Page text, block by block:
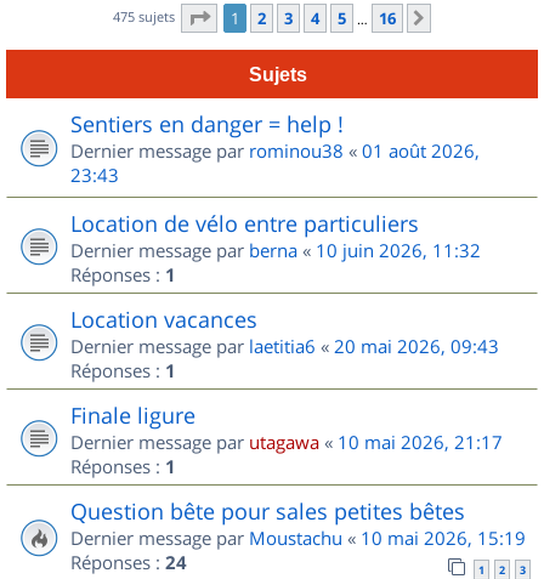
475 sujets Page 1sur
1 2 3 4 5 … 16
Sujets
Sentiers en danger = help !
Dernier message par rominou38 « 01 août 2026,
23:43
Location de vélo entre particuliers
Dernier message par berna « 10 juin 2026, 11:32
Réponses : 1
Location vacances
Dernier message par laetitia6 « 20 mai 2026, 09:43
Réponses : 1
Finale ligure
Dernier message par utagawa « 10 mai 2026, 21:17
Réponses : 1
Question bête pour sales petites bêtes
Dernier message par Moustachu « 10 mai 2026, 15:19
Réponses : 24 1 2 3